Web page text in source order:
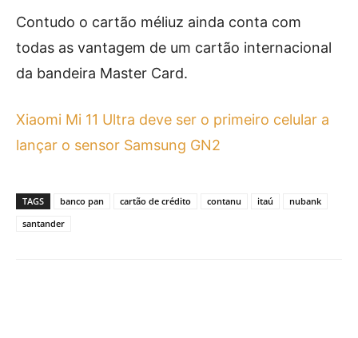
Contudo o cartão méliuz ainda conta com
todas as vantagem de um cartão internacional
da bandeira Master Card.
Xiaomi Mi 11 Ultra deve ser o primeiro celular a
lançar o sensor Samsung GN2
TAGS banco pan cartão de crédito contanu itaú
nubank
santander